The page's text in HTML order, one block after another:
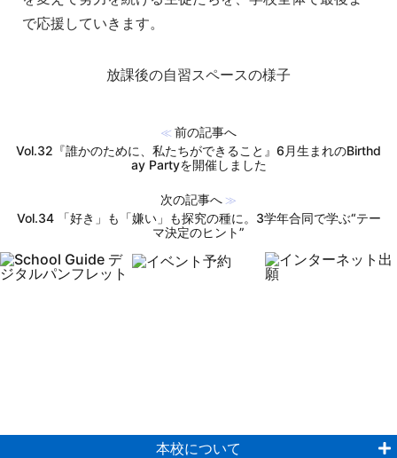
で応援していきます。
放課後の自習スペースの様子
≪ 前の記事へ
Vol.32『誰かのために、私たちができること』6月生まれのBirthd
ay Partyを開催しました
次の記事へ ≫
Vol.34 「好き」も「嫌い」も探究の種に。3学年合同で学ぶ“テー
マ決定のヒント”
本校について